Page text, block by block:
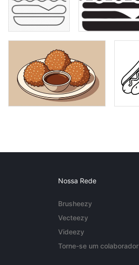
Nossa Rede
Brusheezy
Vecteezy
Videezy
Torne-se um colaborador